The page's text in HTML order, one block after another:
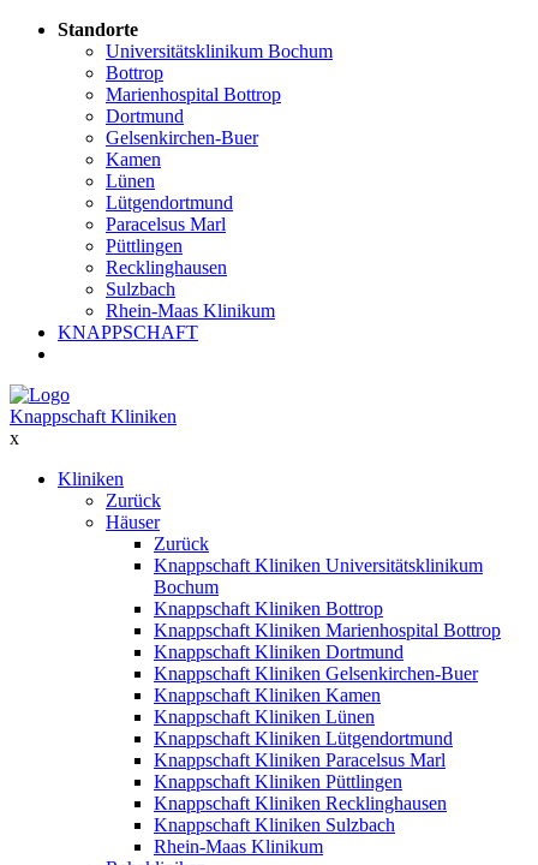
Standorte
Universitätsklinikum Bochum
Bottrop
Marienhospital Bottrop
Dortmund
Gelsenkirchen-Buer
Kamen
Lünen
Lütgendortmund
Paracelsus Marl
Püttlingen
Recklinghausen
Sulzbach
Rhein-Maas Klinikum
KNAPPSCHAFT
Knappschaft Kliniken
x
Kliniken
Zurück
Häuser
Zurück
Knappschaft Kliniken Universitätsklinikum
Bochum
Knappschaft Kliniken Bottrop
Knappschaft Kliniken Marienhospital Bottrop
Knappschaft Kliniken Dortmund
Knappschaft Kliniken Gelsenkirchen-Buer
Knappschaft Kliniken Kamen
Knappschaft Kliniken Lünen
Knappschaft Kliniken Lütgendortmund
Knappschaft Kliniken Paracelsus Marl
Knappschaft Kliniken Püttlingen
Knappschaft Kliniken Recklinghausen
Knappschaft Kliniken Sulzbach
Rhein-Maas Klinikum